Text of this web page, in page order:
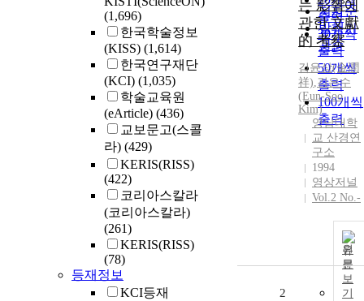
(1,696)
한국학술정보
(KISS) (1,614)
한국연구재단
(KCI) (1,035)
학술교육원
(eArticle) (436)
교보문고(스콜
라) (429)
KERIS(RISS)
(422)
코리아스칼라
(코리아스칼라)
(261)
KERIS(RISS)
(78)
등재정보
KCI등재
저자순
발행기
관순
출력
30개씩
출력
50개씩
출력
100개씩
출력
는 影響에
관한 文獻
的 考察
김윤상(金潤
祥),김은수
(Eun-Soo
Kim)
영남대학
교 산경연
구소
1994
영상저널
Vol.2 No.-
원
문
보
기
2